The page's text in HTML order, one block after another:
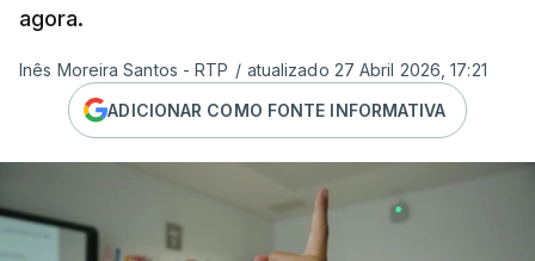
agora.
Inês Moreira Santos - RTP / atualizado 27 Abril 2026, 17:21
ADICIONAR COMO FONTE INFORMATIVA